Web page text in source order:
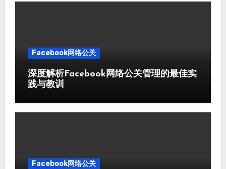
Facebook网络公关
深度解析Facebook网络公关管理的最佳实
践与教训
Facebook网络公关